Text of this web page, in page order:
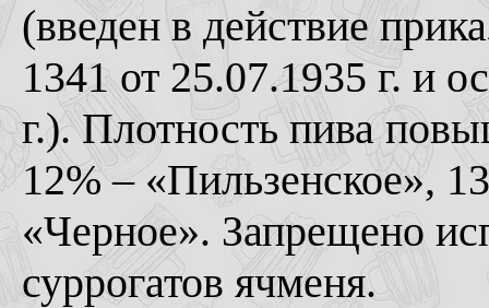
(введен в действие
1341 от 25.07.1935 г. и
г.). Плотность пива
12% – «Пильзенское»,
«Черное». Запрещено
суррогатов ячменя.